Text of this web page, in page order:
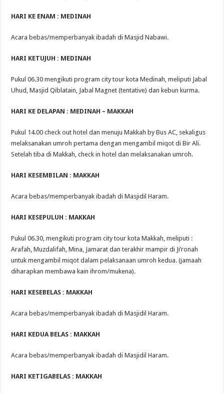
HARI KE ENAM : MEDINAH
Acara bebas/memperbanyak ibadah di Masjid Nabawi.
HARI KETUJUH : MEDINAH
Pukul 06.30 mengikuti program city tour kota Medinah, meliputi Jabal
Uhud, Masjid Qiblatain, Jabal Magnet (tentative) dan kebun kurma.
HARI KE DELAPAN : MEDINAH – MAKKAH
Pukul 14.00 check out hotel dan menuju Makkah by Bus AC, sekaligus
melaksanakan umroh pertama dengan mengambil miqot di Bir Ali.
Setelah tiba di Makkah, check in hotel dan melaksanakan umroh.
HARI KESEMBILAN : MAKKAH
Acara bebas/memperbanyak ibadah di Masjidil Haram.
HARI KESEPULUH : MAKKAH
Pukul 06.30, mengikuti program city tour kota Makkah, meliputi :
Arafah, Muzdalifah, Mina, Jamarat dan terakhir mampir di Ji’ronah
untuk mengambil miqot dalam pelaksanaan umroh kedua. (jamaah
diharapkan membawa kain ihrom/mukena).
HARI KESEBELAS : MAKKAH
Acara bebas/memperbanyak ibadah di Masjidil Haram.
HARI KEDUA BELAS : MAKKAH
Acara bebas/memperbanyak ibadah di Masjidil Haram.
HARI KETIGABELAS : MAKKAH